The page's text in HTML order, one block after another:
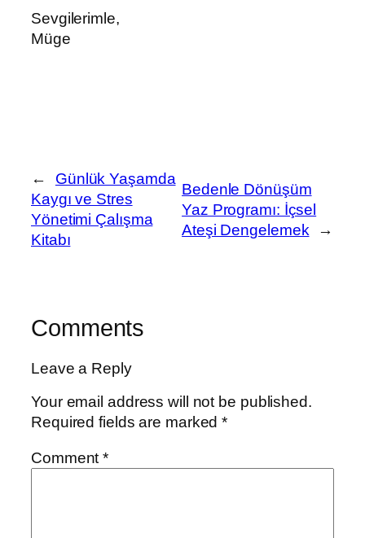
Sevgilerimle,
Müge
←
Günlük Yaşamda
Kaygı ve Stres
Yönetimi Çalışma
Kitabı
Bedenle Dönüşüm
Yaz Programı: İçsel
Ateşi Dengelemek
→
Comments
Leave a Reply
Your email address will not be published.
Required fields are marked*
Comment*